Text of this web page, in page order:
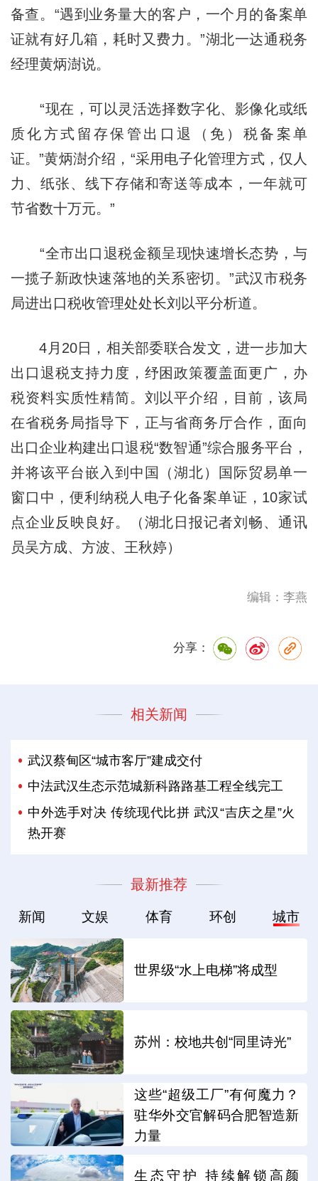
备查。“遇到业务量大的客户，一个月的备案单
证就有好几箱，耗时又费力。”湖北一达通税务
经理黄炳澍说。
“现在，可以灵活选择数字化、影像化或纸
质化方式留存保管出口退（免）税备案单
证。”黄炳澍介绍，“采用电子化管理方式，仅人
力、纸张、线下存储和寄送等成本，一年就可
节省数十万元。”
“全市出口退税金额呈现快速增长态势，与
一揽子新政快速落地的关系密切。”武汉市税务
局进出口税收管理处处长刘以平分析道。
4月20日，相关部委联合发文，进一步加大
出口退税支持力度，纾困政策覆盖面更广，办
税资料实质性精简。刘以平介绍，目前，该局
在省税务局指导下，正与省商务厅合作，面向
出口企业构建出口退税“数智通”综合服务平台，
并将该平台嵌入到中国（湖北）国际贸易单一
窗口中，便利纳税人电子化备案单证，10家试
点企业反映良好。（湖北日报记者刘畅、通讯
员吴方成、方波、王秋婷）
编辑：李燕
分享：
相关新闻
武汉蔡甸区“城市客厅”建成交付
中法武汉生态示范城新科路路基工程全线完工
中外选手对决 传统现代比拼 武汉“吉庆之星”火
热开赛
最新推荐
新闻 文娱 体育 环创 城市
世界级“水上电梯”将成型
苏州：校地共创“同里诗光”
这些“超级工厂”有何魔力？
驻华外交官解码合肥智造新
力量
生态守护 持续解锁高颜